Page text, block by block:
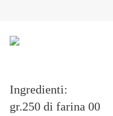
Ingredienti:
gr.250 di farina 00